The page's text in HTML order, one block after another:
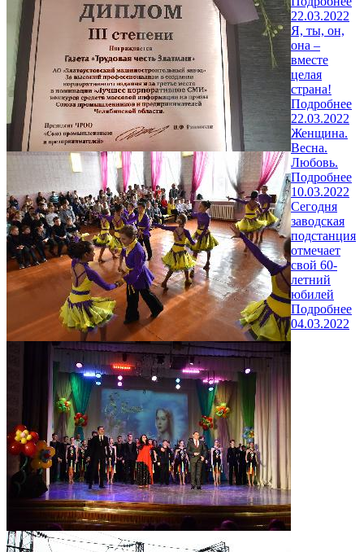
22.03.2022
Я, ты, он,
она –
вместе
целая
страна!
Подробнее
22.03.2022
Женщина.
Весна.
Любовь.
Подробнее
10.03.2022
Сегодня
заводская
подстанция
отмечает
свой 60-
летний
юбилей
Подробнее
04.03.2022